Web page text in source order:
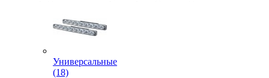
Универсальные
(18)